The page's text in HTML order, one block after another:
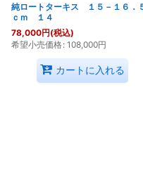
純ロートターキス １５－１６．
ｃｍ １４
78,000円(税込)
希望小売価格: 108,000円
カートに入れる